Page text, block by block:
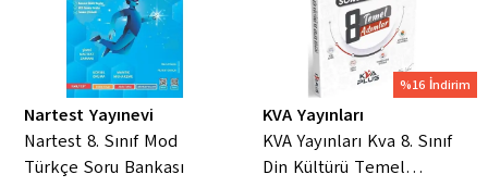
Nartest Yayınevi
Nartest 8. Sınıf Mod
Türkçe Soru Bankası
%16 İndirim
KVA Yayınları
KVA Yayınları Kva 8. Sınıf
Din Kültürü Temel